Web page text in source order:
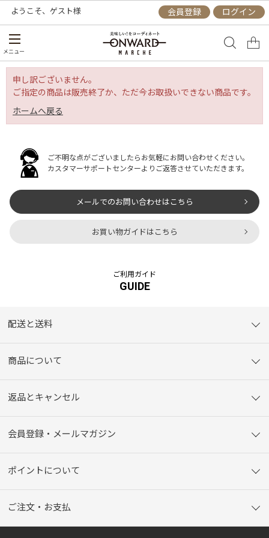
ようこそ、 ゲスト様 会員登録 ログイン
メニュー
申し訳ございません。
ご指定の商品は販売終了か、ただ今お取扱いできない商品です。
ホームへ戻る
ご不明な点がございましたらお気軽にお問い合わせください。
カスタマーサポートセンターよりご返答させていただきます。
メールでのお問い合わせはこちら
お買い物ガイドはこちら
ご利用ガイド
GUIDE
配送と送料
商品について
返品とキャンセル
会員登録・メールマガジン
ポイントについて
ご注文・お支払